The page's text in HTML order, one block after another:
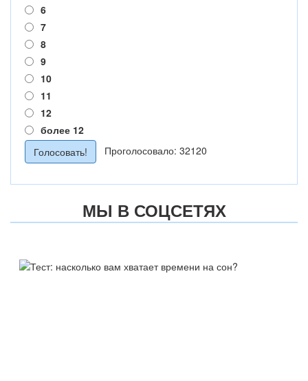
6
7
8
9
10
11
12
более 12
Проголосовало: 32120
МЫ В СОЦСЕТЯХ